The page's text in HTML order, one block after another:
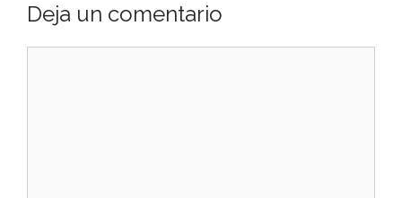
Deja un comentario